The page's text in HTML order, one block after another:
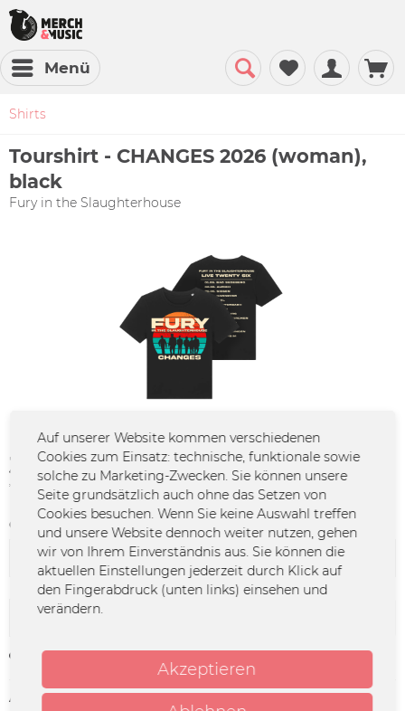
Menü
Shirts
Tourshirt - CHANGES 2026 (woman),
black
Fury in the Slaughterhouse
39,99 € *
*inkl. MwSt. zzgl. Versandkosten
Größe:
Merken
Artikel-Nr.:
FURY-0151
Auf unserer Website kommen verschiedenen
Cookies zum Einsatz: technische, funktionale sowie
solche zu Marketing-Zwecken. Sie können unsere
Seite grundsätzlich auch ohne das Setzen von
Cookies besuchen. Wenn Sie keine Auswahl treffen
und unsere Website dennoch weiter nutzen, gehen
wir von Ihrem Einverständnis aus. Sie können die
aktuellen Einstellungen jederzeit durch Klick auf
den Fingerabdruck (unten links) einsehen und
verändern.
Akzeptieren